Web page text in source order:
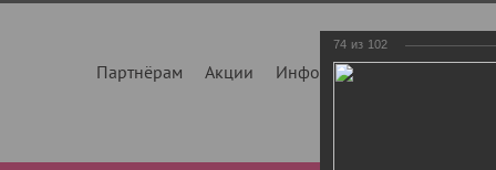
Партнёрам Акции Инфо О нас
74 из 102